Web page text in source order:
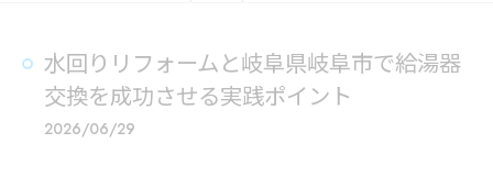
水回りリフォームと岐阜県岐阜市で給湯器
交換を成功させる実践ポイント
2026/06/29